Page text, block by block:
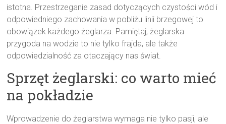
istotna. Przestrzeganie zasad dotyczących czystości wód i
odpowiedniego zachowania w pobliżu linii brzegowej to
obowiązek każdego żeglarza. Pamiętaj, żeglarska
przygoda na wodzie to nie tylko frajda, ale także
odpowiedzialność za otaczający nas świat.
Sprzęt żeglarski: co warto mieć
na pokładzie
Wprowadzenie do żeglarstwa wymaga nie tylko pasji, ale